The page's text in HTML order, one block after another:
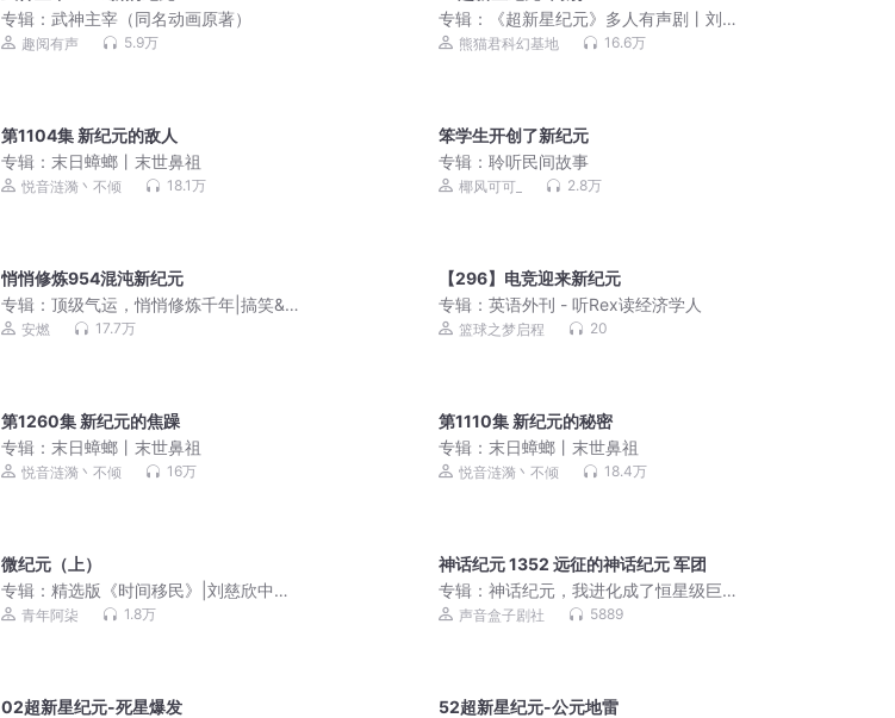
专辑：武神主宰（同名动画原著）
趣阅有声 5.9万
专辑：
《超新星纪元》多人有声剧丨刘
慈欣长篇小说处女作
熊猫君科幻基地 16.6万
第1104集 新纪元的敌人
专辑：末日蟑螂丨末世鼻祖
悦音涟漪丶不倾 18.1万
笨学生开创了新纪元
专辑：聆听民间故事
椰风可可_ 2.8万
悄悄修炼954混沌新纪元
专辑：顶级气运，悄悄修炼千年|搞笑&
修仙|vip免费
安燃 17.7万
【296】电竞迎来新纪元
专辑：英语外刊 - 听Rex读经济学人
篮球之梦启程 20
第1260集 新纪元的焦躁
专辑：末日蟑螂丨末世鼻祖
悦音涟漪丶不倾 16万
第1110集 新纪元的秘密
专辑：末日蟑螂丨末世鼻祖
悦音涟漪丶不倾 18.4万
微纪元（上）
专辑：精选版《时间移民》|刘慈欣中短
篇科幻小说集
青年阿柒 1.8万
神话纪元 1352 远征的神话纪元 军团
专辑：神话纪元，我进化成了恒星级巨
兽丨御兽丨高武丨起点十二天王丨真人 |
声音盒子剧社 5889
02超新星纪元-死星爆发
52超新星纪元-公元地雷